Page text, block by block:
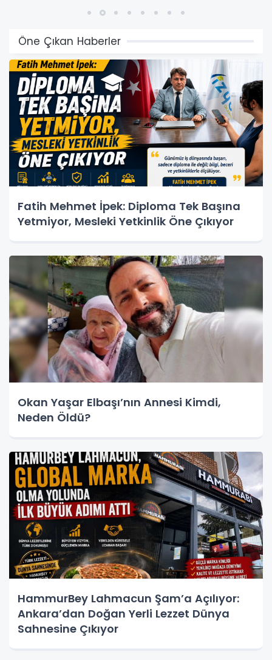
Öne Çıkan Haberler
Fatih Mehmet İpek: Diploma Tek Başına
Yetmiyor, Mesleki Yetkinlik Öne Çıkıyor
Okan Yaşar Elbaşı’nın Annesi Kimdi,
Neden Öldü?
HammurBey Lahmacun Şam’a Açılıyor:
Ankara’dan Doğan Yerli Lezzet Dünya
Sahnesine Çıkıyor